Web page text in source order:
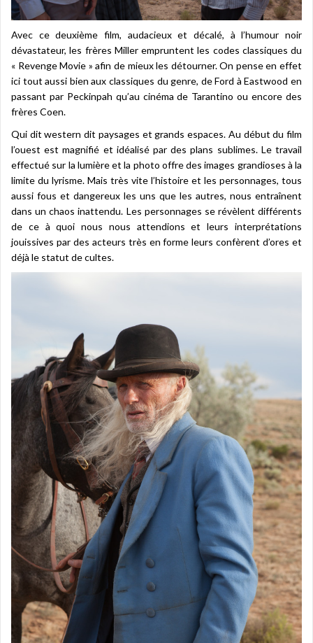
Avec ce deuxième film, audacieux et décalé, à l’humour noir
dévastateur, les frères Miller empruntent les codes classiques du
« Revenge Movie » afin de mieux les détourner. On pense en effet
ici tout aussi bien aux classiques du genre, de Ford à Eastwood en
passant par Peckinpah qu’au cinéma de Tarantino ou encore des
frères Coen.
Qui dit western dit paysages et grands espaces. Au début du film
l’ouest est magnifié et idéalisé par des plans sublimes. Le travail
effectué sur la lumière et la photo offre des images grandioses à la
limite du lyrisme. Mais très vite l’histoire et les personnages, tous
aussi fous et dangereux les uns que les autres, nous entraînent
dans un chaos inattendu. Les personnages se révèlent différents
de ce à quoi nous nous attendions et leurs interprétations
jouissives par des acteurs très en forme leurs confèrent d’ores et
déjà le statut de cultes.